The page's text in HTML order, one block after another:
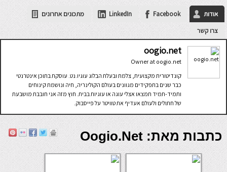
אודות Facebook
LinkedIn
מתכונים אחרונים
צרו קשר
oogio.net
Owner at oogio.net
קונדיטורית מקצועית, צלמת ובעלת הבלוג עוגיו.נט. עוסקת בתוכן אינטרנטי
כבר שנים בתפקידים מגוונים בעולם הקולינריה, חיה ונושמת קינוחים
ותמיד-תמיד תמצאו אצלי עוגה או עוגיות בבית. חוץ מזה אני חובבת מושבעת
של חתולים ולעולם אעדיף את טוויטר על פייסבוק.
כתבות מאת: Oogio.net